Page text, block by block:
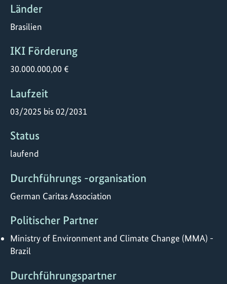
Länder
Brasilien
IKI Förderung
30.000.000,00 €
Laufzeit
03/2025 bis 02/2031
Status
laufend
Durchführungs -organisation
German Caritas Association
Politischer Partner
Ministry of Environment and Climate Change (MMA) -
Brazil
Durchführungspartner